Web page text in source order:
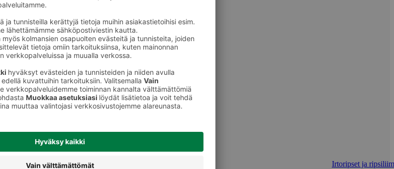
Irtoripset ja ripsiliimat
Irtoripset ja